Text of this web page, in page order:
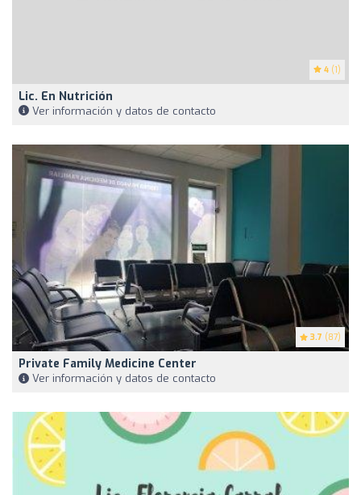
4 (1)
Lic. En Nutrición
Ver información y datos de contacto
3.7 (87)
Private Family Medicine Center
Ver información y datos de contacto